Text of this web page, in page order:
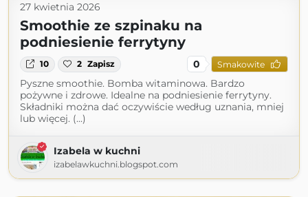
27 kwietnia 2026
Smoothie ze szpinaku na
podniesienie ferrytyny
10 2 Zapisz 0 Smakowite
Pyszne smoothie. Bomba witaminowa. Bardzo
pożywne i zdrowe. Idealne na podniesienie ferrytyny.
Składniki można dać oczywiście według uznania, mniej
lub więcej. (...)
Izabela w kuchni
izabelawkuchni.blogspot.com